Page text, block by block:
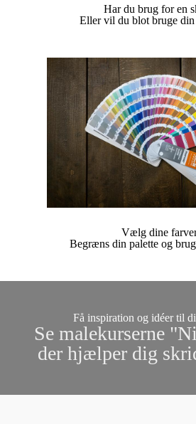
Har du brug for en
Eller vil du blot bruge
Vælg dine
Begræns din palette og
Få inspiration og idéer til
Se malekurserne
der hjælper dig